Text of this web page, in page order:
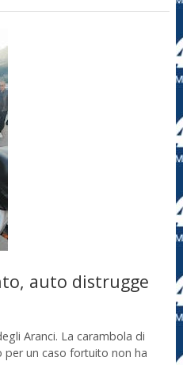
auto distrugge
Aranci. La carambola di
per un caso fortuito non ha